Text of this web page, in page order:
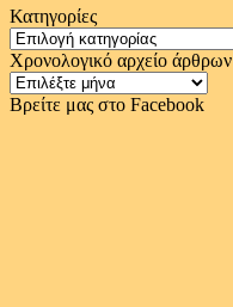
Κατηγορίες
Κατηγορίες
Χρονολογικό αρχείο άρθρων
Χρονολογικό
αρχείο
Βρείτε μας στο Facebook